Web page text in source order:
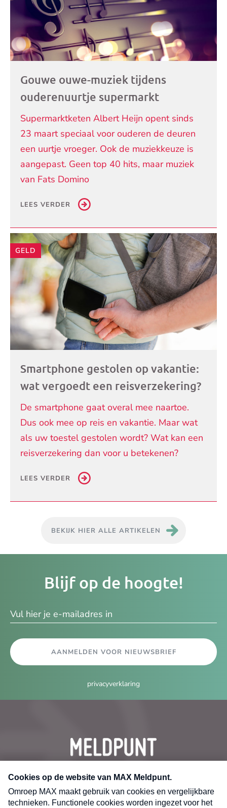
Gouwe ouwe-muziek tijdens
ouderenuurtje supermarkt
Supermarktketen Albert Heijn opent sinds
23 maart speciaal voor ouderen de deuren
een uurtje vroeger. Ook de muziekkeuze is
aangepast. Geen top 40 hits, maar muziek
van Fats Domino
LEES VERDER
GELD
Smartphone gestolen op vakantie:
wat vergoedt een reisverzekering?
De smartphone gaat overal mee naartoe.
Dus ook mee op reis en vakantie. Maar wat
als uw toestel gestolen wordt? Wat kan een
reisverzekering dan voor u betekenen?
LEES VERDER
BEKIJK HIER ALLE ARTIKELEN
Blijf op de hoogte!
AANMELDEN VOOR NIEUWSBRIEF
privacyverklaring
CONTACT